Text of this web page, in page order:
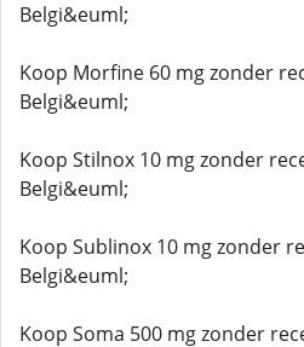
Belgi&euml;
Koop Morfine 60 mg zonder
Belgi&euml;
Koop Stilnox 10 mg zonder
Belgi&euml;
Koop Sublinox 10 mg zonder
Belgi&euml;
Koop Soma 500 mg zonder